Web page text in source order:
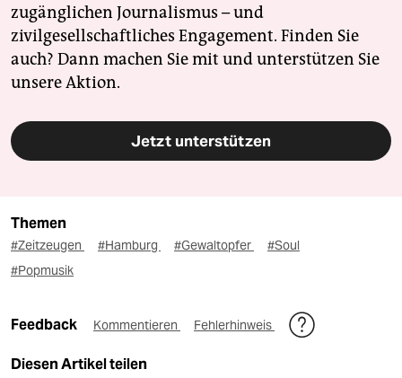
zugänglichen Journalismus – und
zivilgesellschaftliches Engagement. Finden Sie
auch? Dann machen Sie mit und unterstützen Sie
unsere Aktion.
Jetzt unterstützen
Themen
#Zeitzeugen #Hamburg #Gewaltopfer
#Soul
#Popmusik
Feedback Kommentieren Fehlerhinweis
Diesen Artikel teilen